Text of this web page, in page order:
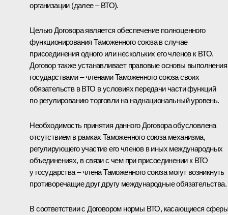
организации (далее – ВТО).
Целью Договора является обеспечение полноценного
функционирования Таможенного союза в случае
присоединения одного или нескольких его членов к ВТО.
Договор также устанавливает правовые основы выполнения
государствами – членами Таможенного союза своих
обязательств в ВТО в условиях передачи части функций
по регулированию торговли на наднациональный уровень.
Необходимость принятия данного Договора обусловлена
отсутствием в рамках Таможенного союза механизма,
регулирующего участие его членов в иных международных
объединениях, в связи с чем при присоединении к ВТО
у государства – члена Таможенного союза могут возникнуть
противоречащие друг другу международные обязательства.
В соответствии с Договором нормы ВТО, касающиеся сферы